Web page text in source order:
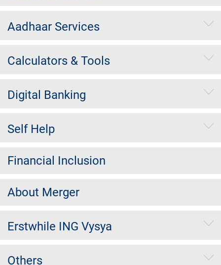
Aadhaar Services
Calculators & Tools
Digital Banking
Self Help
Financial Inclusion
About Merger
Erstwhile ING Vysya
Others